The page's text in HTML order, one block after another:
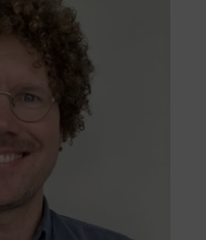
tot suportul pentru
care le primim sa
și eficiență.